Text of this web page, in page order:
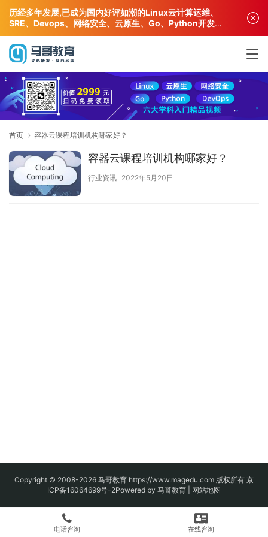
首页 容器云课程培训机构哪家好？
容器云课程培训机构哪家好？
行业资讯 2022年5月20日
Copyright © 2008-2026 马哥教育 https://www.magedu.com 版权所有 京
ICP备16064699号-2Powered by 马哥教育 | 网站地图
电话咨询 在线咨询
历经多年发展,已成为国内好评如潮的Linux云计算运维、
SRE、Devops、网络安全、云原生、Go、Python开发专
业人才培训机构!